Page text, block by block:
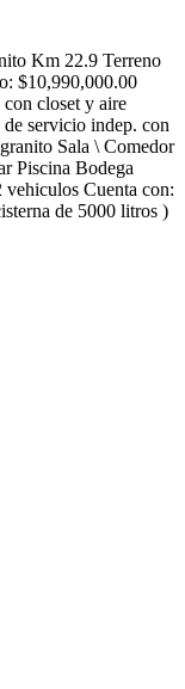
Km 22.9 Terreno
$10,990,000.00
closet y aire
servicio indep. con
Sala \ Comedor
Piscina Bodega
vehiculos Cuenta con:
de 5000 litros )